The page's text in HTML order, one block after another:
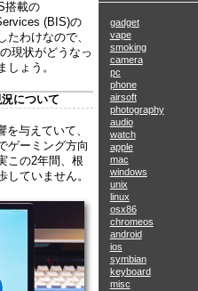
搭載の
(BIS)の
わけなので、
現状がどうなっ
しょう。
について
与えていて、
ゲーミング方向
この2年間、根
ていません。
gadget
vape
smoking
camera
pc
phone
airsoft
photography
audio
watch
apple
mac
windows
unix
linux
osx86
chromeos
android
ios
symbian
keyboard
misc